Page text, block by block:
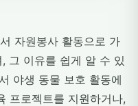
자원봉사 활동으로 가
그 이유를 쉽게 알 수 있
야생 동물 보호 활동에
프로젝트를 지원하거나,